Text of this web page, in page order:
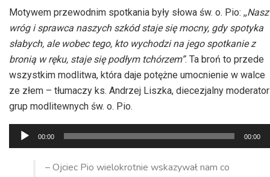
Motywem przewodnim spotkania były słowa św. o. Pio: ,,Nasz
wróg i sprawca naszych szkód staje się mocny, gdy spotyka
słabych, ale wobec tego, kto wychodzi na jego spotkanie z
bronią w ręku, staje się podłym tchórzem”. Ta broń to przede
wszystkim modlitwa, która daje potężne umocnienie w walce
ze złem – tłumaczy ks. Andrzej Liszka, diecezjalny moderator
grup modlitewnych św. o. Pio.
Odtwarzacz
plików
dźwiękowych
00:00 00:00
– Ojciec Pio wielokrotnie wskazywał nam co